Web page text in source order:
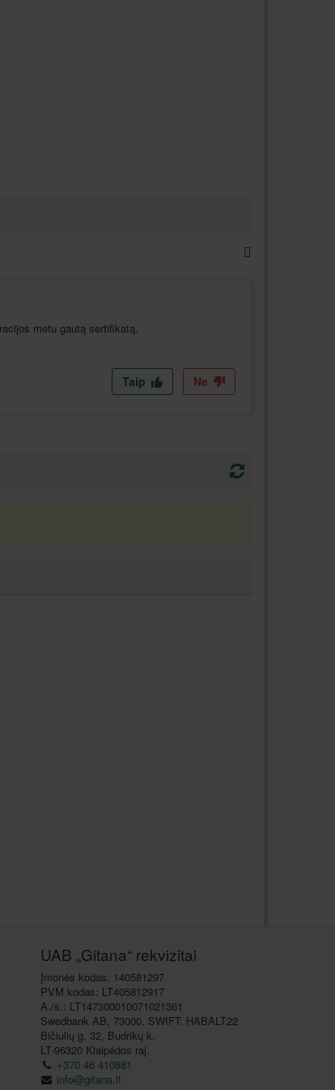
metu gautą sertifikatą.
Taip Ne
UAB „Gitana“ rekvizitai
Įmonės kodas: 140581297
PVM kodas: LT405812917
A./s.: LT147300010071021361
Swedbank AB, 73000, SWIFT: HABALT22
Bičiulių g. 32, Budrikų k.
LT-96320 Klaipėdos raj.
+370 46 410881
info@gitana.lt